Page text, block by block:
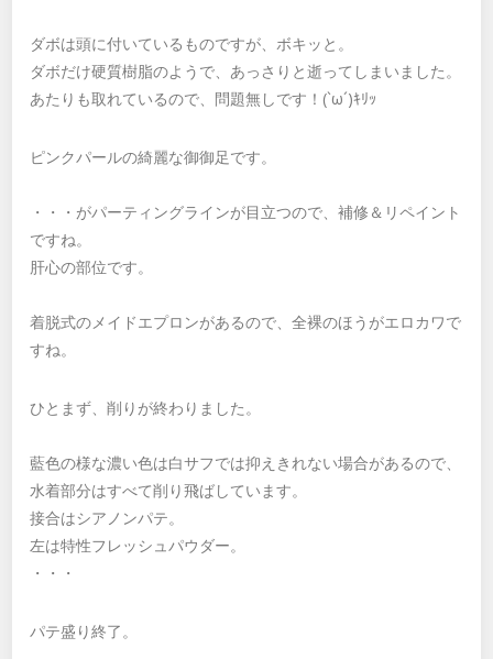
ダボは頭に付いているものですが、ボキッと。
ダボだけ硬質樹脂のようで、あっさりと逝ってしまいました。
あたりも取れているので、問題無しです！(`ω´)ｷﾘｯ
ピンクパールの綺麗な御御足です。
・・・がパーティングラインが目立つので、補修＆リペイント
ですね。
肝心の部位です。
着脱式のメイドエプロンがあるので、全裸のほうがエロカワで
すね。
ひとまず、削りが終わりました。
藍色の様な濃い色は白サフでは抑えきれない場合があるので、
水着部分はすべて削り飛ばしています。
接合はシアノンパテ。
左は特性フレッシュパウダー。
・・・
パテ盛り終了。